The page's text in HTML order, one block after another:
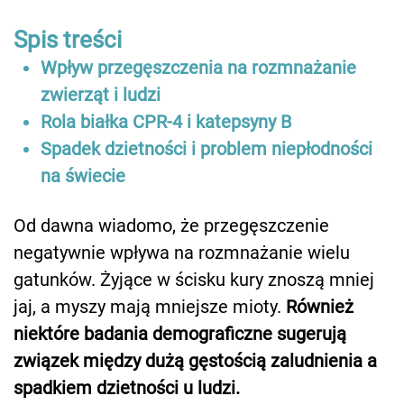
Spis treści
Wpływ przegęszczenia na rozmnażanie
zwierząt i ludzi
Rola białka CPR-4 i katepsyny B
Spadek dzietności i problem niepłodności
na świecie
Od dawna wiadomo, że przegęszczenie
negatywnie wpływa na rozmnażanie wielu
gatunków. Żyjące w ścisku kury znoszą mniej
jaj, a myszy mają mniejsze mioty. Również
niektóre badania demograficzne sugerują
związek między dużą gęstością zaludnienia a
spadkiem dzietności u ludzi.